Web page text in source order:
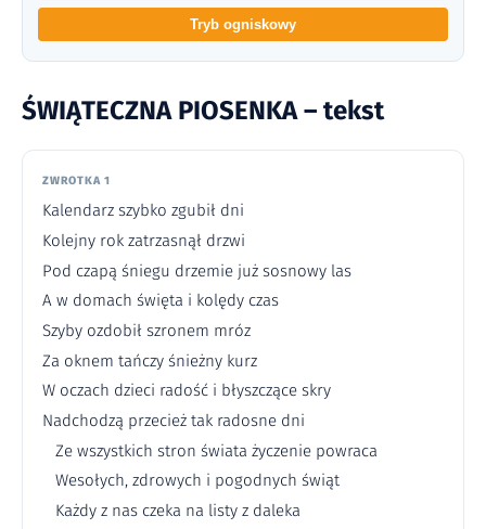
ŚWIĄTECZNA PIOSENKA – tekst
ZWROTKA 1
Kalendarz szybko zgubił dni
Kolejny rok zatrzasnął drzwi
Pod czapą śniegu drzemie już sosnowy las
A w domach święta i kolędy czas
Szyby ozdobił szronem mróz
Za oknem tańczy śnieżny kurz
W oczach dzieci radość i błyszczące skry
Nadchodzą przecież tak radosne dni
Ze wszystkich stron świata życzenie powraca
Wesołych, zdrowych i pogodnych świąt
Każdy z nas czeka na listy z daleka
Tryb ogniskowy